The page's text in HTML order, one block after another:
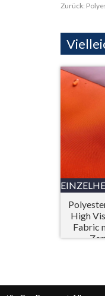
Zurück:
High
Fabric